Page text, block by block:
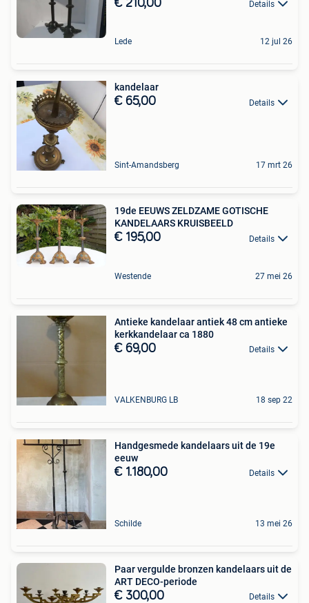
€ 210,00 Details
Lede 12 jul 26
kandelaar
€ 65,00 Details
Sint-Amandsberg 17 mrt 26
19de EEUWS ZELDZAME GOTISCHE
KANDELAARS KRUISBEELD
€ 195,00 Details
Westende 27 mei 26
Antieke kandelaar antiek 48 cm antieke
kerkkandelaar ca 1880
€ 69,00 Details
VALKENBURG LB 18 sep 22
Handgesmede kandelaars uit de 19e
eeuw
€ 1.180,00 Details
Schilde 13 mei 26
Paar vergulde bronzen kandelaars uit de
ART DECO-periode
€ 300,00 Details